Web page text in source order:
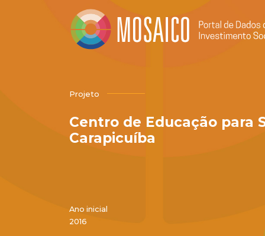
Projeto
Centro de Educação para
Carapicuíba
Ano inicial
2016